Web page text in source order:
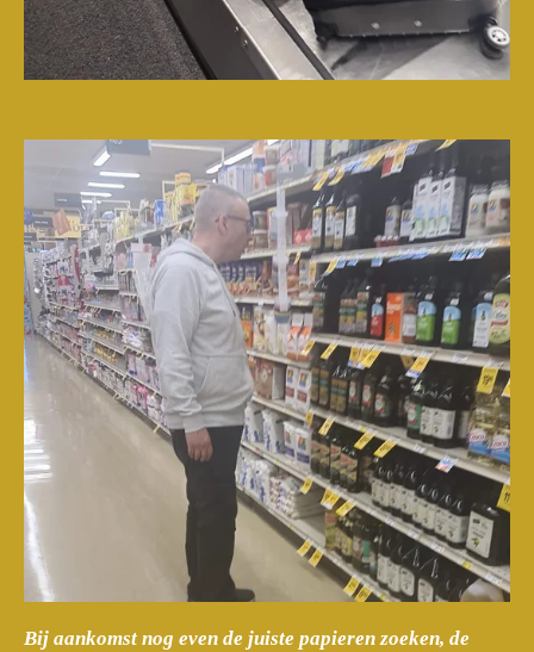
Bij aankomst nog even de juiste papieren zoeken, de